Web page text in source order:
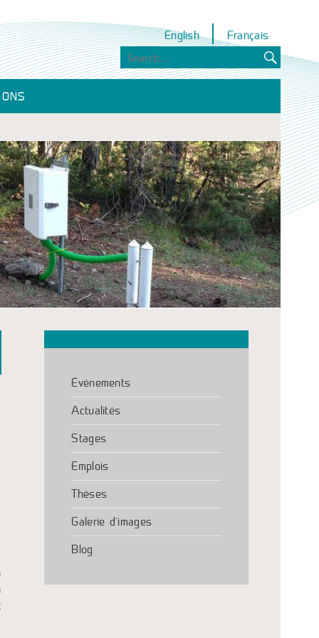
English Français
Événements
Actualités
Stages
Emplois
Thèses
Galerie d’images
Blog